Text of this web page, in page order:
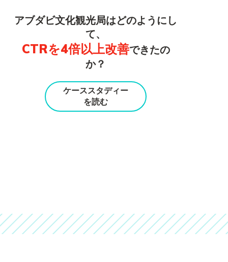
アブダビ文化観光局はどのようにし
て、
CTRを4倍以上改善できたの
か？
ケーススタディー
を読む